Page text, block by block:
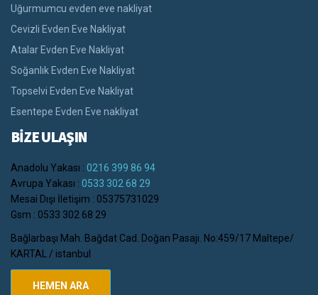
Uğurmumcu evden eve nakliyat
Cevizli Evden Eve Nakliyat
Atalar Evden Eve Nakliyat
Soğanlık Evden Eve Nakliyat
Topselvi Evden Eve Nakliyat
Esentepe Evden Eve nakliyat
BİZE ULAŞIN
Anadolu Yakası : 0216 399 86 94
Avrupa Yakası : 0533 302 68 29
Mesai Dışı İletişim : 05375731029
Gsm : 0533 302 68 29
Bağlarbaşı Mah. Bağdat Cad. Doğan Pasajı. No:459/17 Maltepe/
KARTAL / istanbul
HEMEN ARA